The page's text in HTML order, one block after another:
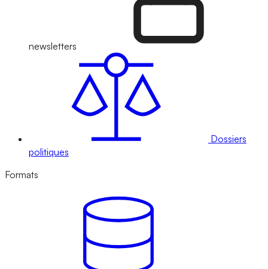
newsletters
Dossiers
politiques
Formats